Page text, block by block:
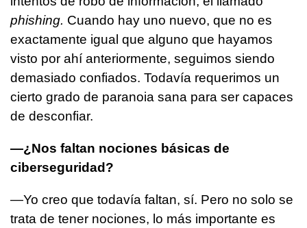
phishing. Cuando hay uno nuevo, que no es
exactamente igual que alguno que hayamos
visto por ahí anteriormente, seguimos siendo
demasiado confiados. Todavía requerimos un
cierto grado de paranoia sana para ser capaces
de desconfiar.
—¿Nos faltan nociones básicas de
ciberseguridad?
—Yo creo que todavía faltan, sí. Pero no solo se
trata de tener nociones, lo más importante es